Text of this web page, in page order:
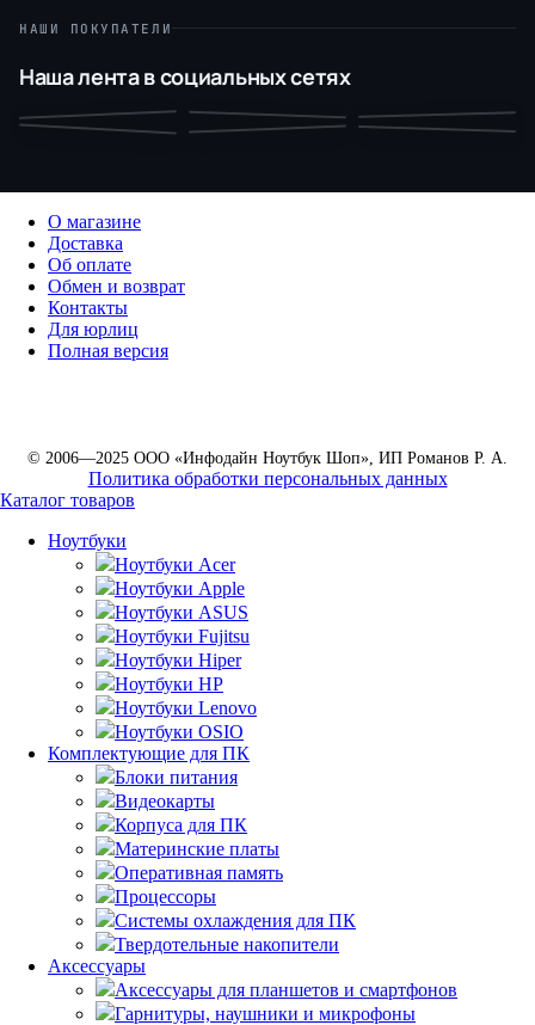
НАШИ ПОКУПАТЕЛИ
Наша лента в социальных сетях
О магазине
Доставка
Об оплате
Обмен и возврат
Контакты
Для юрлиц
Полная версия
© 2006—2025 ООО «Инфодайн Ноутбук Шоп», ИП Романов Р. А.
Политика обработки персональных данных
Каталог товаров
Ноутбуки
Ноутбуки Acer
Ноутбуки Apple
Ноутбуки ASUS
Ноутбуки Fujitsu
Ноутбуки Hiper
Ноутбуки HP
Ноутбуки Lenovo
Ноутбуки OSIO
Комплектующие для ПК
Блоки питания
Видеокарты
Корпуса для ПК
Материнские платы
Оперативная память
Процессоры
Системы охлаждения для ПК
Твердотельные накопители
Аксессуары
Аксессуары для планшетов и смартфонов
Гарнитуры, наушники и микрофоны